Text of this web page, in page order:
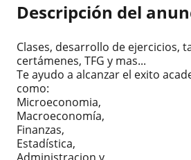
Descripción del
Clases, desarrollo de ejercicios,
certámenes, TFG y mas...
Te ayudo a alcanzar el exito
como:
Microeconomia,
Macroeconomía,
Finanzas,
Estadística,